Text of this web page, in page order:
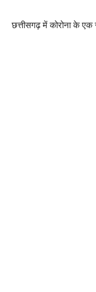
छत्तीसगढ़ में कोरोना के एक